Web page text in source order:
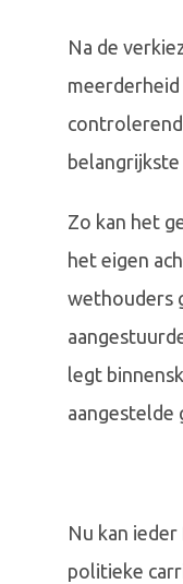
Na de
Zo kan het
het eigen
wethouders
legt
aangestelde
Nu kan
politieke